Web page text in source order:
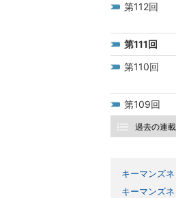
112
111
110
109
過去の連
キーマンズネ
キーマンズネ